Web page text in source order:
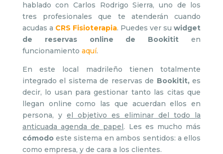
hablado con Carlos Rodrigo Sierra, uno de los
tres profesionales que te atenderán cuando
acudas a CRS Fisioterapia. Puedes ver suwidget
de reservas online de Bookitit en
funcionamiento aquí.
En este local madrileño tienen totalmente
integrado el sistema de reservas de Bookitit,es
decir, lo usan para gestionar tanto las citas que
llegan online como las que acuerdan ellos en
persona, y el objetivo es eliminar del todo la
anticuada agenda de papel. Les es mucho más
cómodo este sistema en ambos sentidos: a ellos
como empresa, y de cara a los clientes.